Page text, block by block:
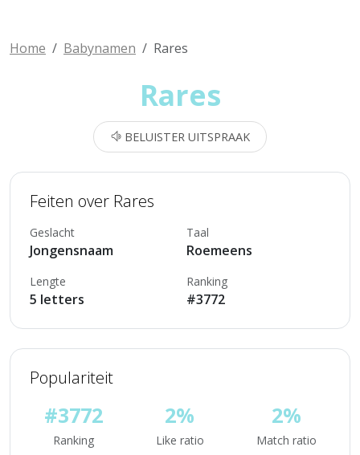
Home Babynamen Rares
Rares
BELUISTER UITSPRAAK
Feiten over Rares
Geslacht
Jongensnaam
Taal
Roemeens
Lengte
5 letters
Ranking
#3772
Populariteit
#3772
Ranking
2%
Like ratio
2%
Match ratio